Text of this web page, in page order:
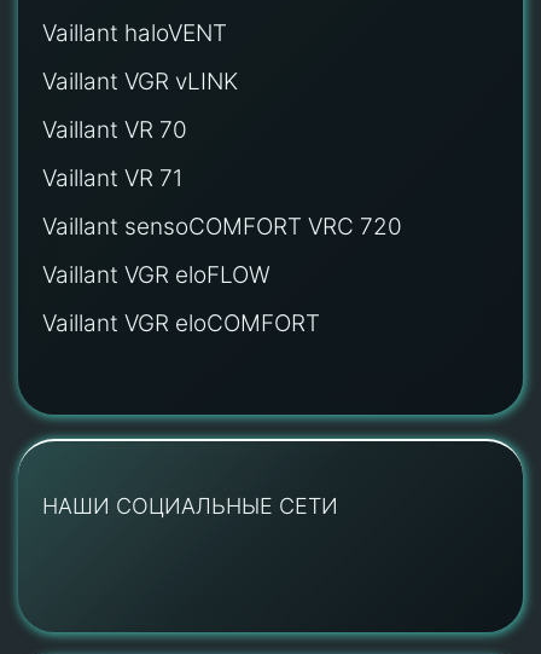
Vaillant haloVENT
Vaillant VGR vLINK
Vaillant VR 70
Vaillant VR 71
Vaillant sensoCOMFORT VRC 720
Vaillant VGR eloFLOW
Vaillant VGR eloCOMFORT
НАШИ СОЦИАЛЬНЫЕ СЕТИ